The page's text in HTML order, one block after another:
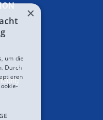
×
um die
Durch